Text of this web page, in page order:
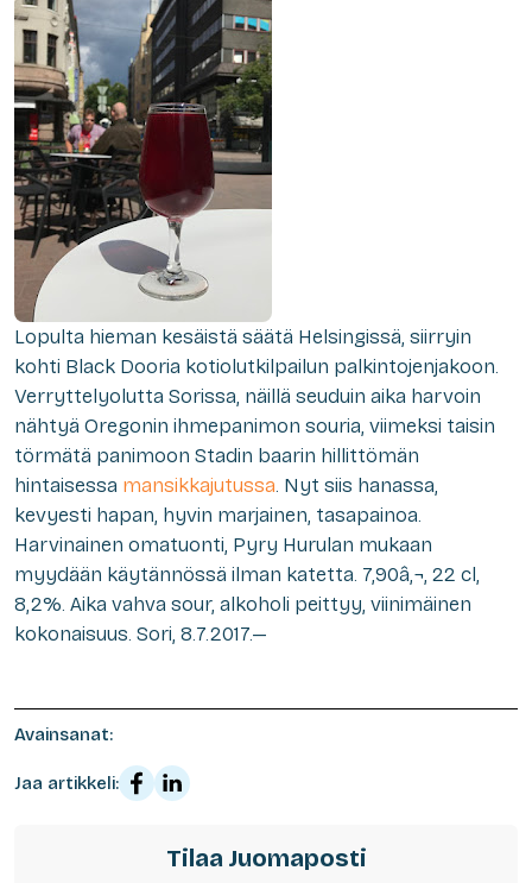
Lopulta hieman kesäistä säätä Helsingissä, siirryin
kohti Black Dooria kotiolutkilpailun palkintojenjakoon.
Verryttelyolutta Sorissa, näillä seuduin aika harvoin
nähtyä Oregonin ihmepanimon souria, viimeksi taisin
törmätä panimoon Stadin baarin hillittömän
hintaisessa mansikkajutussa. Nyt siis hanassa,
kevyesti hapan, hyvin marjainen, tasapainoa.
Harvinainen omatuonti, Pyry Hurulan mukaan
myydään käytännössä ilman katetta. 7,90â‚¬, 22 cl,
8,2%. Aika vahva sour, alkoholi peittyy, viinimäinen
kokonaisuus. Sori, 8.7.2017.—
Avainsanat:
Jaa artikkeli:
Tilaa Juomaposti